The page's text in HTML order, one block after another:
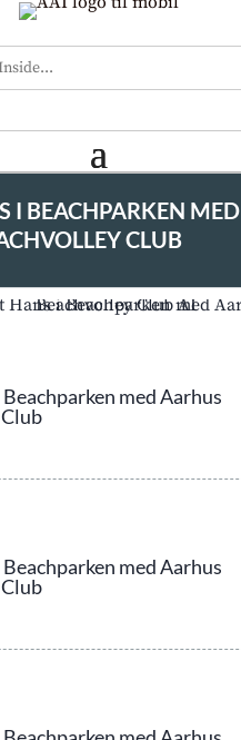
I BEACHPARKEN MED
CLUB
med Aarhus
med Aarhus